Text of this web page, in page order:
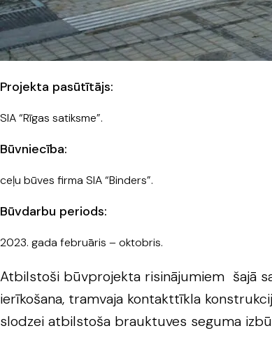
Projekta pasūtītājs:
SIA “Rīgas satiksme”.
Būvniecība:
ceļu būves firma SIA “Binders”.
Būvdarbu periods:
2023. gada februāris – oktobris.
Atbilstoši būvprojekta risinājumiem šajā
ierīkošana, tramvaja kontakttīkla
slodzei atbilstoša brauktuves seguma